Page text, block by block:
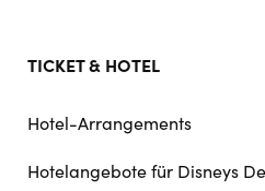
TICKET & HOTEL
Hotel-Arrangements
Hotelangebote für Disneys